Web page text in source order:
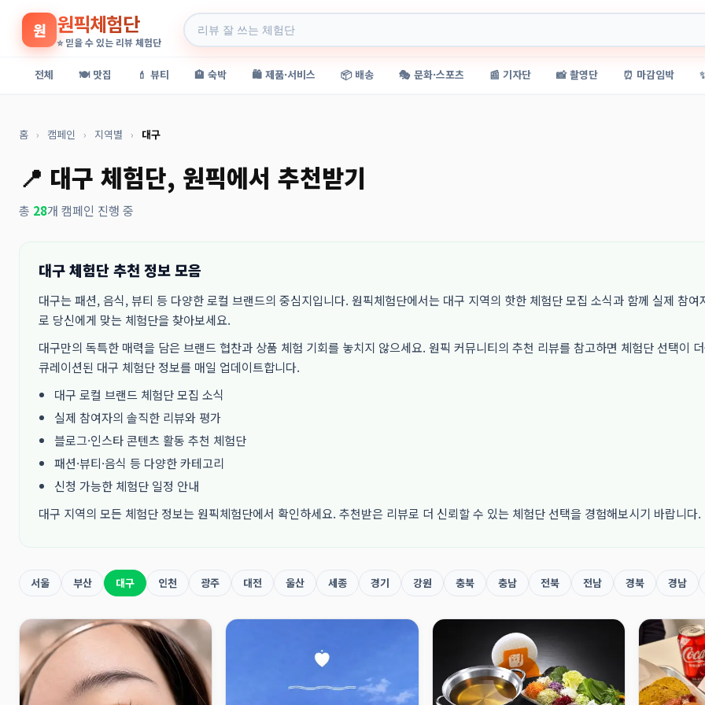
원 원픽체험단
⭐ 믿을 수 있는 리뷰 체험단
전체 🍽️ 맛집 💄 뷰티 🏨 숙박 🛍️ 제품·서비스 📦 배송 🎭 문화·스포츠 📰 기자단 📸 촬영단 ⏰ 마감임박
홈 › 캠페인 › 지역별 › 대구
📍 대구 체험단, 원픽에서 추천받기
총 28개 캠페인 진행 중
대구 체험단 추천 정보 모음
대구는 패션, 음식, 뷰티 등 다양한 로컬 브랜드의 중심지입니다. 원픽체험단에서는 대구 지역의 핫한 체험단 모집 소식과 함께 실제 참
로 당신에게 맞는 체험단을 찾아보세요.
대구만의 독특한 매력을 담은 브랜드 협찬과 상품 체험 기회를 놓치지 않으세요. 원픽 커뮤니티의 추천 리뷰를 참고하면 체험단 선택이
큐레이션된 대구 체험단 정보를 매일 업데이트합니다.
대구 로컬 브랜드 체험단 모집 소식
실제 참여자의 솔직한 리뷰와 평가
블로그·인스타 콘텐츠 활동 추천 체험단
패션·뷰티·음식 등 다양한 카테고리
신청 가능한 체험단 일정 안내
대구 지역의 모든 체험단 정보는 원픽체험단에서 확인하세요. 추천받은 리뷰로 더 신뢰할 수 있는 체험단 선택을 경험해보시기 바랍니다.
서울 부산 대구 인천 광주 대전 울산 세종 경기 강원 충북 충남 전북 전남 경북 경남